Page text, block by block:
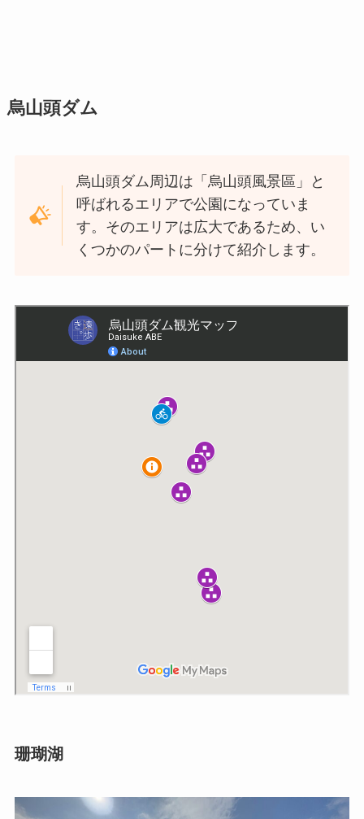
烏山頭ダム
烏山頭ダム周辺は「烏山頭風景區」と
呼ばれるエリアで公園になっていま
す。そのエリアは広大であるため、い
くつかのパートに分けて紹介します。
珊瑚湖